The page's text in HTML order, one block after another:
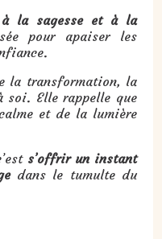
à la sagesse et à la
pour apaiser les
la transformation, la
Elle rappelle que
et de la lumière
s’offrir un instant
dans le tumulte du